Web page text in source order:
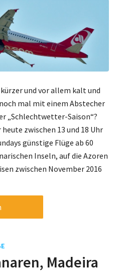
und vor allem kalt und
mal mit einem Abstecher
„Schlechtwetter-Saison“?
zwischen 13 und 18 Uhr
günstige Flüge ab 60
Inseln, auf die Azoren
zwischen November 2016
Madeira